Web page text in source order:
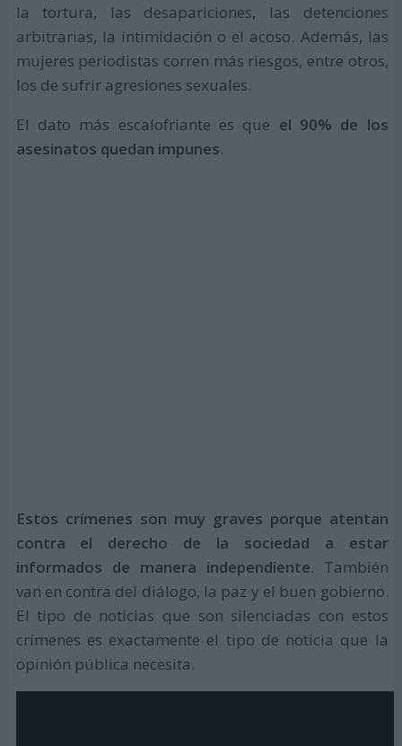
la tortura, las desapariciones, las detenciones
arbitrarias, la intimidación o el acoso. Además, las
mujeres periodistas corren más riesgos, entre otros,
los de sufrir agresiones sexuales.
El dato más escalofriante es que el 90% de los
asesinatos quedan impunes.
Estos crímenes son muy graves porque atentan
contra el derecho de la sociedad a estar
informados de manera independiente. También
van en contra del diálogo, la paz y el buen gobierno.
El tipo de noticias que son silenciadas con estos
crímenes es exactamente el tipo de noticia que la
opinión pública necesita.